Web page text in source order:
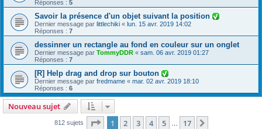
Réponses : 5
Savoir la présence d'un objet suivant la position
Dernier message par littlechiki « lun. 15 avr. 2019 14:02
Réponses : 7
dessinner un rectangle au fond en couleur sur un onglet
Dernier message par TommyDDR « sam. 06 avr. 2019 01:27
Réponses : 7
[R] Help drag and drop sur bouton
Dernier message par fredmame « mar. 02 avr. 2019 18:10
Réponses : 6
Nouveau sujet
812 sujets Page 1sur17
1 2 3 4 5 17